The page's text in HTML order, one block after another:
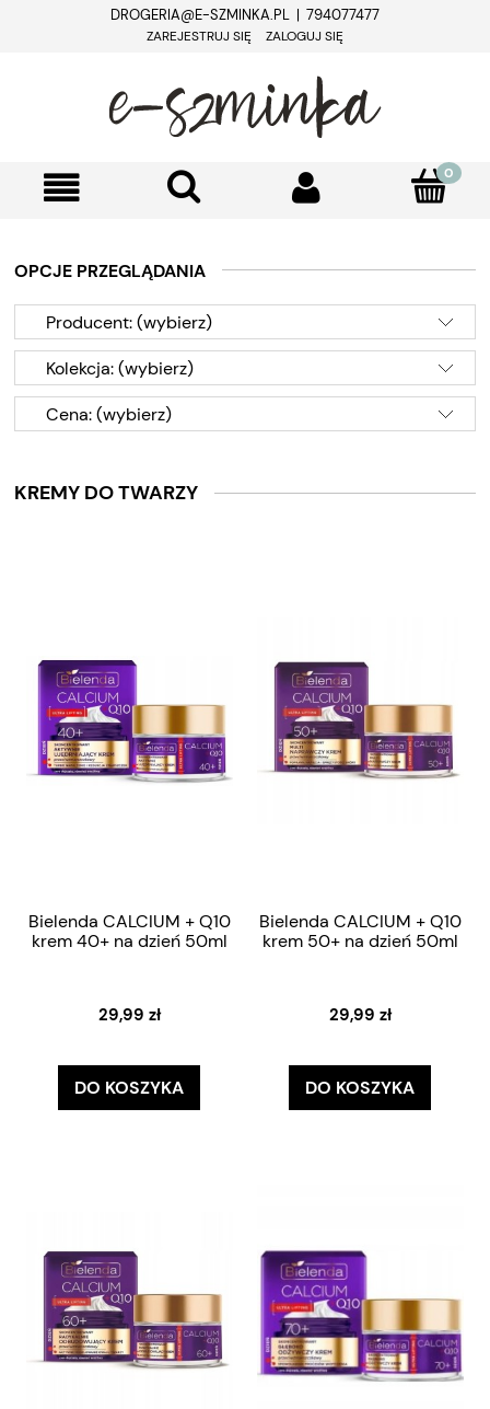
DROGERIA@E-SZMINKA.PL | 794077477
ZAREJESTRUJ SIĘ ZALOGUJ SIĘ
OPCJE PRZEGLĄDANIA
Producent: (wybierz)
Kolekcja: (wybierz)
Cena: (wybierz)
KREMY DO TWARZY
Bielenda CALCIUM + Q10
krem 40+ na dzień 50ml
29,99 zł
DO KOSZYKA
Bielenda CALCIUM + Q10
krem 50+ na dzień 50ml
29,99 zł
DO KOSZYKA